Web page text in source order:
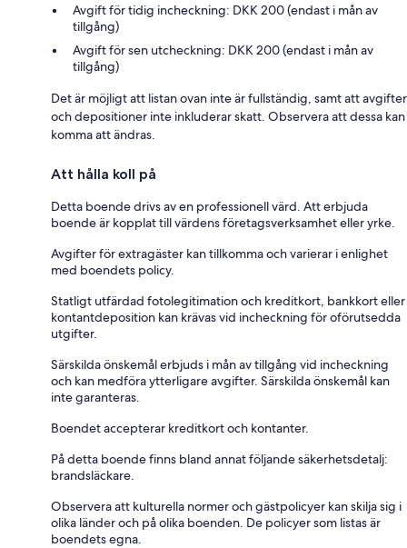
Avgift för tidig incheckning: DKK 200 (endast i mån av
tillgång)
Avgift för sen utcheckning: DKK 200 (endast i mån av
tillgång)
Det är möjligt att listan ovan inte är fullständig, samt att avgifter
och depositioner inte inkluderar skatt. Observera att dessa kan
komma att ändras.
Att hålla koll på
Detta boende drivs av en professionell värd. Att erbjuda
boende är kopplat till värdens företagsverksamhet eller yrke.
Avgifter för extragäster kan tillkomma och varierar i enlighet
med boendets policy.
Statligt utfärdad fotolegitimation och kreditkort, bankkort eller
kontantdeposition kan krävas vid incheckning för oförutsedda
utgifter.
Särskilda önskemål erbjuds i mån av tillgång vid incheckning
och kan medföra ytterligare avgifter. Särskilda önskemål kan
inte garanteras.
Boendet accepterar kreditkort och kontanter.
På detta boende finns bland annat följande säkerhetsdetalj:
brandsläckare.
Observera att kulturella normer och gästpolicyer kan skilja sig i
olika länder och på olika boenden. De policyer som listas är
boendets egna.